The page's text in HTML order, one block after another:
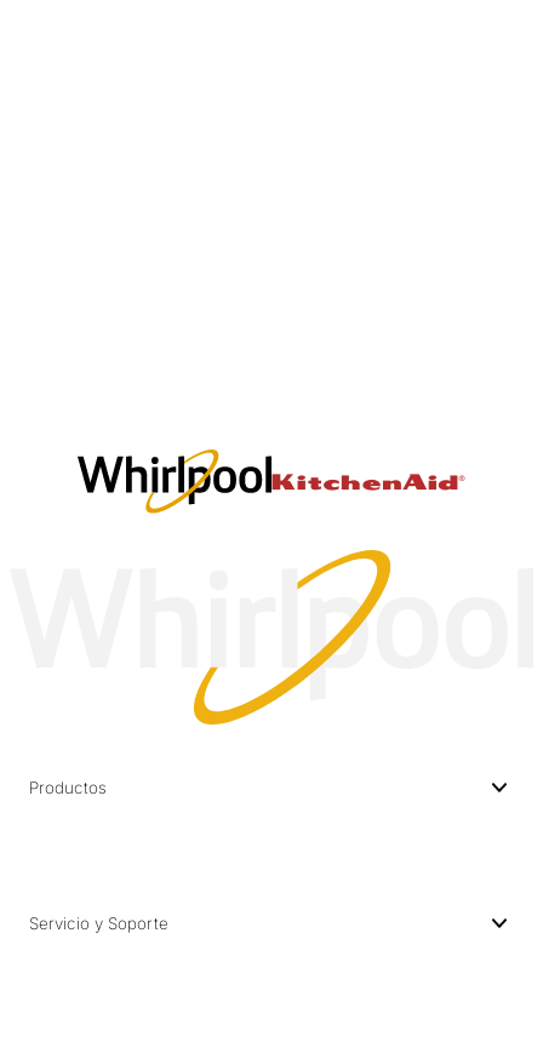
Productos
Servicio y Soporte